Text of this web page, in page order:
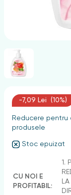
-7,09 Lei (10%)
Reducere
produsele
Stoc epuizat
CU NOI E
PROFITABIL:
1.